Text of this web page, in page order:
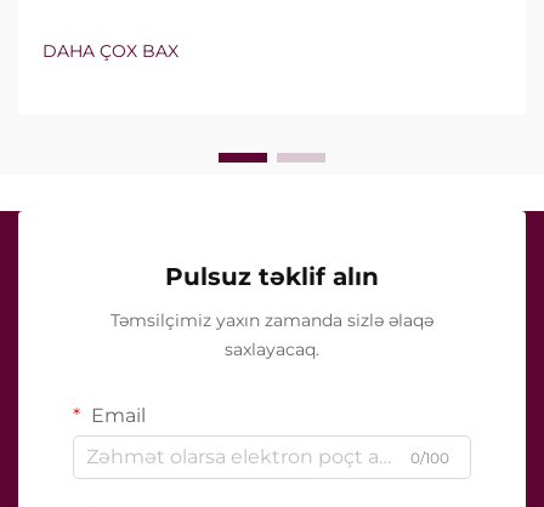
deyil, onların klinik müalicə zamanı necə dəqiq işlədiyi
DAHA ÇOX BAX
Pulsuz təklif alın
Təmsilçimiz yaxın zamanda sizlə əlaqə
saxlayacaq.
Email
0/100